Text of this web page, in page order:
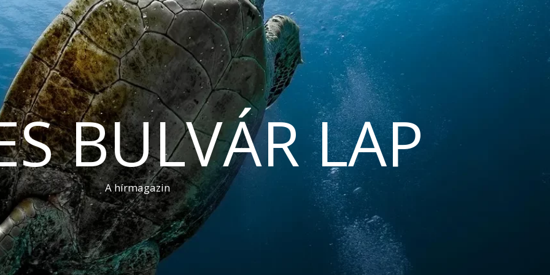
BULVÁR LAP
A hírmagazin